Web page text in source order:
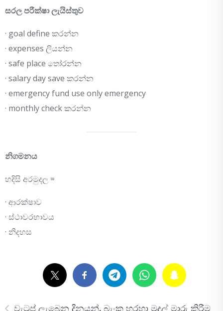
සරල පරීක්ෂා ලැයිස්තුව
· goal define කරන්න
· expenses ලියන්න
· safe place තෝරන්න
· salary day save කරන්න
· emergency fund use only emergency
· monthly check කරන්න
නිගමනය
හදිසි අරමුදල =
· ආරක්ෂාව
· ස්ථාවරභාවය
· නිදහස
වැටුප් ලැබෙන දිනයන්, බැංකු හරහා මුදල් මාරු කිරීම